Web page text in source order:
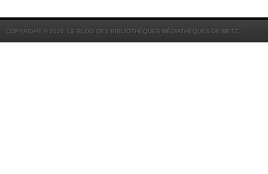
COPYRIGHT © 2026. LE BLOG DES BIBLIOTHÈQUES MÉDIATHÈQUES DE METZ.